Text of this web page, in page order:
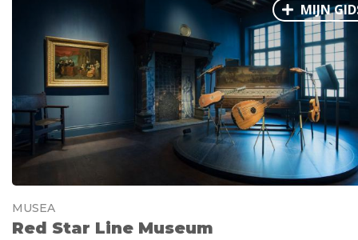
MIJN
MUSEA
Red Star Line Museum